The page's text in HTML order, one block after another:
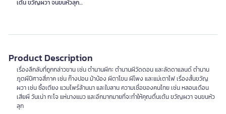
Product Description
เรื่องลึกลับที่ถูกกล่าวขาน เช่น ตำนานผีกะ ตำนานผีวัดดอน และลัดดาแลนด์ ตำนาน
ภูตผีปีศาจสี่ภาค เช่น ก๊างปอน ม้าบ้อง ผีตาโขน ผีโพง และแม่เตาไฟ เรื่องสั้นขวัญ
ผวา เช่น ซื้อเตียง แวมไพร์ล้านนา และใบลาน ความเชื่อของคนไทย เช่น หลอนเดือน
เสียผี วันเน่า กะโจ แห่นางแมว และอีกมากมายที่จะทำให้คุณตื่นเต้น ขวัญผวา จนขนหัว
ลุก